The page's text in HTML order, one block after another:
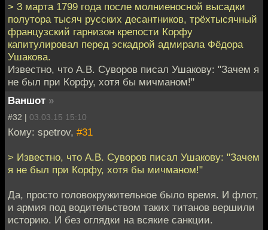
> 3 марта 1799 года после молниеносной высадки
полутора тысяч русских десантников, трёхтысячный
французский гарнизон крепости Корфу
капитулировал перед эскадрой адмирала Фёдора
Ушакова.
Известно, что А.В. Суворов писал Ушакову: "Зачем я
не был при Корфу, хотя бы мичманом!"
Ваншот »
#32 | 03.03.15 15:10
Кому: spetrov, #31
> Известно, что А.В. Суворов писал Ушакову: "Зачем
я не был при Корфу, хотя бы мичманом!"
Да, просто головокружительное было время. И флот,
и армия под водительством таких титанов вершили
историю. И без оглядки на всякие санкции.